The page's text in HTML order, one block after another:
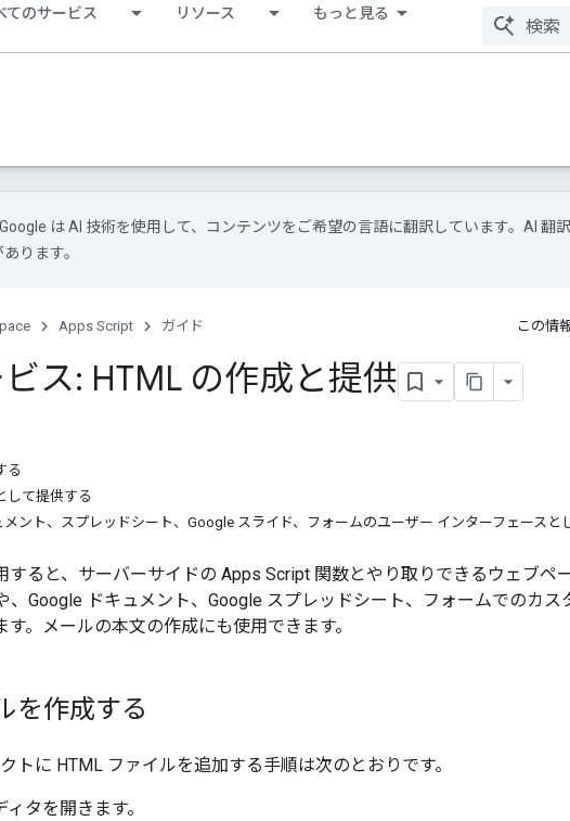
てのサービス リソース もっと見る
Google は AI 技術を使用して、コンテンツをご希望の言語に翻訳しています。AI 翻
ります。
Apps Script ガイド この情
ビス: HTML の作成と提供
る
して提供する
メント、スプレッドシート、Google スライド、フォームのユーザー インターフェースと
すると、サーバーサイドの Apps Script 関数とやり取りできるウェブペ
、Google ドキュメント、Google スプレッドシート、フォームでのカス
す。メールの本文の作成にも使用できます。
を作成する
トに HTML ファイルを追加する手順は次のとおりです。
ィタを開きます。